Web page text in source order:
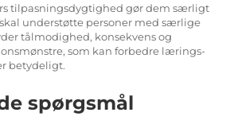
tilpasningsdygtighed gør dem særligt
understøtte personer med særlige
tålmodighed, konsekvens og
som kan forbedre lærings-
betydeligt.
spørgsmål